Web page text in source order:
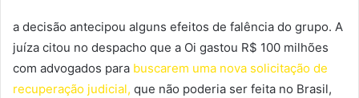
a decisão antecipou alguns efeitos de falência do grupo. A
juíza citou no despacho que a Oi gastou R$ 100 milhões
com advogados para buscarem uma nova solicitação de
recuperação judicial, que não poderia ser feita no Brasil,